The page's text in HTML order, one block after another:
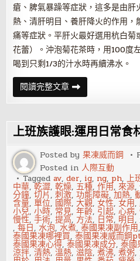
瘡、脾氣暴躁等症狀，這多是由
熱、清肝明目、養肝降火的作用
痛等症狀。平肝火最好選用杭白
花蕾）。沖泡菊花茶時，用100度
喝到只剩1/3的汁水時再續沸水。
閱讀完整文章情
緒
差
玫
瑰
茶-
不
同
的
茶
治
不
同
的
病
上班族護眼:運用日常食
Posted by果凍威而鋼
Posted in人際互動
Taggedav,der, ig, ng, ph,上
中華,乾澀,乾燥,五種,作用,來源,
分鐘,切片,刺激,功能障礙,加熱,
含量,單位, 國際,大觀,女性,女用,
小兒,小時, 常見,年齡, 引起,心病,
慢性,手術,提高, 方法, 日常, 明目,
,每日,水泡,水煮,泰國果凍副作用
泰國果凍哪裡買,泰國果凍威而鋼
泰國果凍心得,泰國果凍成分,泰國
涼拌,清熱,溫熱,滋陰,煮沸,煮粥,